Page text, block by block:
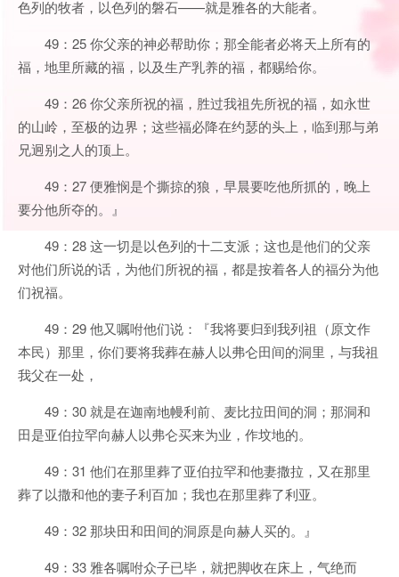
色列的牧者，以色列的磐石——就是雅各的大能者。
49：25 你父亲的神必帮助你；那全能者必将天上所有的
福，地里所藏的福，以及生产乳养的福，都赐给你。
49：26 你父亲所祝的福，胜过我祖先所祝的福，如永世
的山岭，至极的边界；这些福必降在约瑟的头上，临到那与弟
兄迥别之人的顶上。
49：27 便雅悯是个撕掠的狼，早晨要吃他所抓的，晚上
要分他所夺的。』
49：28 这一切是以色列的十二支派；这也是他们的父亲
对他们所说的话，为他们所祝的福，都是按着各人的福分为他
们祝福。
49：29 他又嘱咐他们说：『我将要归到我列祖（原文作
本民）那里，你们要将我葬在赫人以弗仑田间的洞里，与我祖
我父在一处，
49：30 就是在迦南地幔利前、麦比拉田间的洞；那洞和
田是亚伯拉罕向赫人以弗仑买来为业，作坟地的。
49：31 他们在那里葬了亚伯拉罕和他妻撒拉，又在那里
葬了以撒和他的妻子利百加；我也在那里葬了利亚。
49：32 那块田和田间的洞原是向赫人买的。』
49：33 雅各嘱咐众子已毕，就把脚收在床上，气绝而